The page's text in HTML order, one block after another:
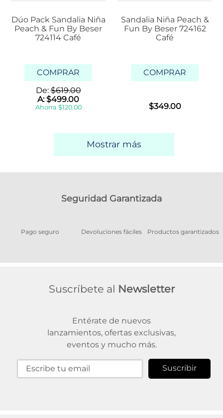
Dúo Pack Sandalia Niña
Peach & Fun By Beser
724114 Café
COMPRAR
De:$619.00
A:$499.00
Ahorra $120.00
Sandalia Niña Peach &
Fun By Beser 724162
Café
COMPRAR
$349.00
Mostrar más
Seguridad Garantizada
Pago seguro Devoluciones fáciles Productos garantizados
Suscríbete al Newsletter
Entérate de nuevos
lanzamientos, ofertas exclusivas,
eventos y mucho más.
Suscribir